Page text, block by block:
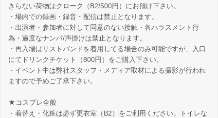
きらない荷物はクローク（B2/500円）にお預け下さい。
・場内での録画・録音・配信は禁止となります。
・出演者・参加者に対して同意のない接触・各ハラスメント行
為・過度なナンパ/声掛けは禁止となります。
・再入場はリストバンドを着用してる場合のみ可能ですが、入口
にてドリンクチケット（800円）をご購入下さい。
・イベント中は弊社スタッフ・メディア取材による撮影が行われ
ますので予めご了承下さい。
★コスプレ全般
・着替え・化粧は必ず更衣室（B2）をご利用ください。トイレな